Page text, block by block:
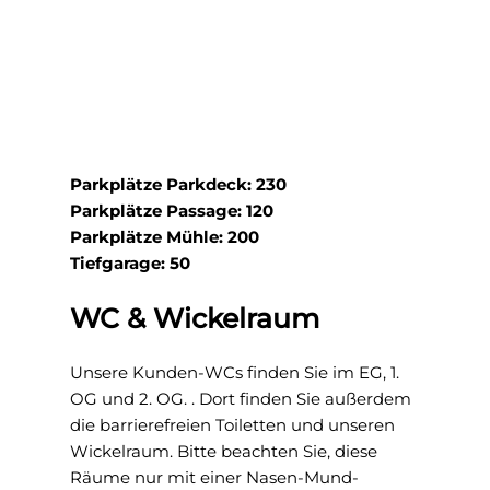
Parkplätze Parkdeck: 230
Parkplätze Passage: 120
Parkplätze Mühle: 200
Tiefgarage: 50
WC & Wickelraum
Unsere Kunden-WCs finden Sie im EG, 1.
OG und 2. OG. . Dort finden Sie außerdem
die barrierefreien Toiletten und unseren
Wickelraum. Bitte beachten Sie, diese
Räume nur mit einer Nasen-Mund-